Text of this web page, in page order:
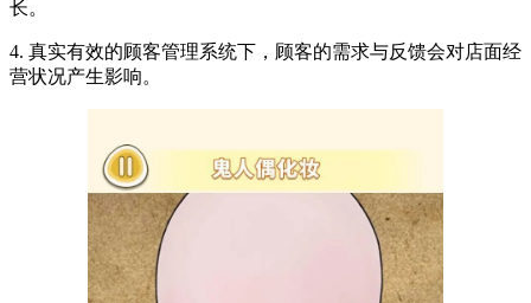
长。
4. 真实有效的顾客管理系统下，顾客的需求与反馈会对店面经
营状况产生影响。